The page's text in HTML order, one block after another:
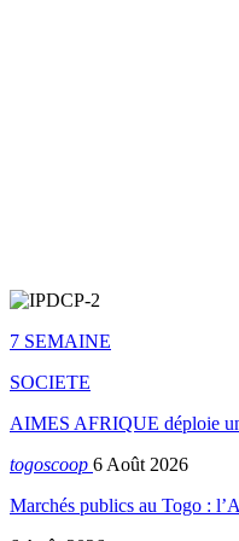
7 SEMAINE
SOCIETE
AIMES AFRIQUE déploie
togoscoop 6 Août 2026
Marchés publics au Togo :